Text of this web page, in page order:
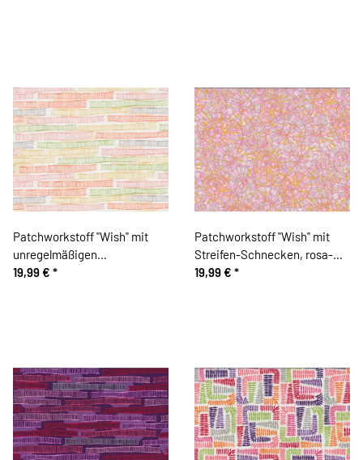
Patchworkstoff "Wish" mit
unregelmäßigen
Gitterstreifen, orange-
19,99 € *
Patchworkstoff "Wish" mit
Streifen-Schnecken, rosa-
pink-goldgelb
19,99 € *